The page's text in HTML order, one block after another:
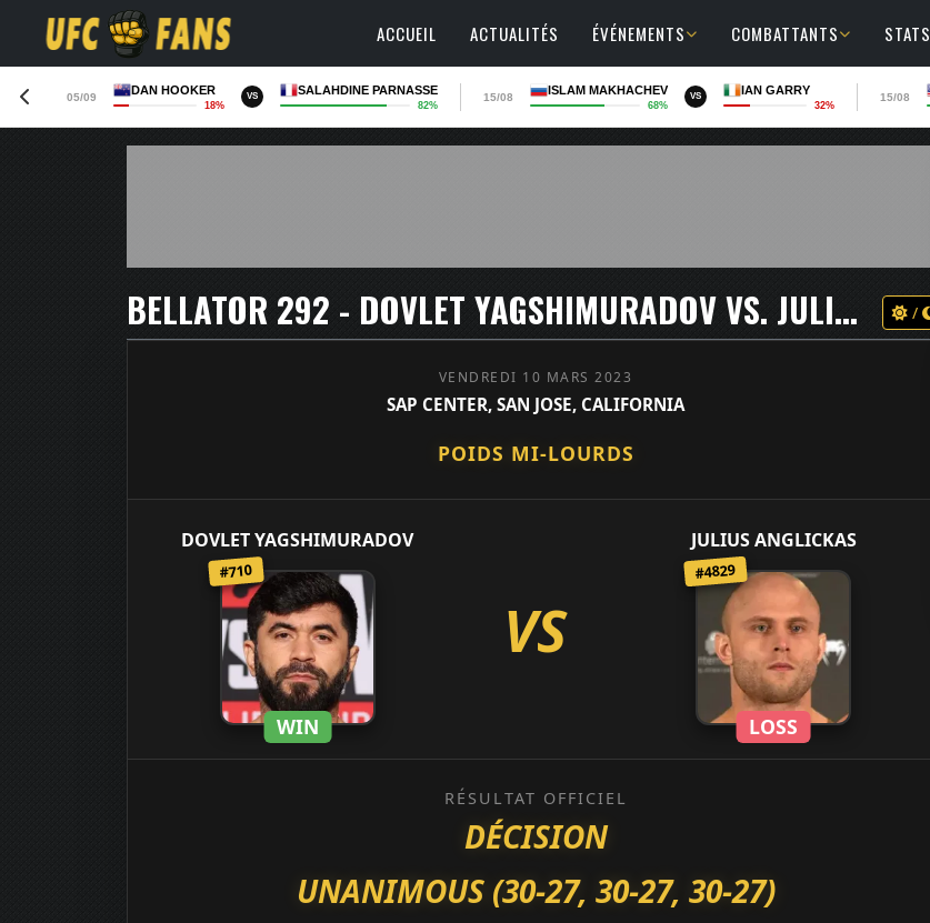
ACCUEIL ACTUALITÉS ÉVÉNEMENTS COMBATTANTS STATS
05/09
DAN HOOKER
18%
VS SALAHDINE PARNASSE
82%
15/08
ISLAM MAKHACHEV
68%
VS IAN GARRY
32%
15/08
BELLATOR 292 - DOVLET YAGSHIMURADOV VS. JULIUS ANGLICKAS /
VENDREDI 10 MARS 2023
SAP CENTER, SAN JOSE, CALIFORNIA
POIDS MI-LOURDS
DOVLET YAGSHIMURADOV
#710
WIN
VS
JULIUS ANGLICKAS
#4829
LOSS
RÉSULTAT OFFICIEL
DÉCISION
UNANIMOUS (30-27, 30-27, 30-27)